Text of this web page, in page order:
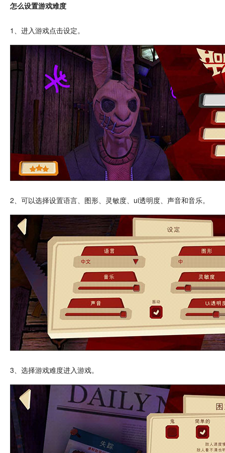
怎么设置游戏难度
1、进入游戏点击设定。
2、可以选择设置语言、图形、灵敏度、ui透明度、声音和音乐。
3、选择游戏难度进入游戏。